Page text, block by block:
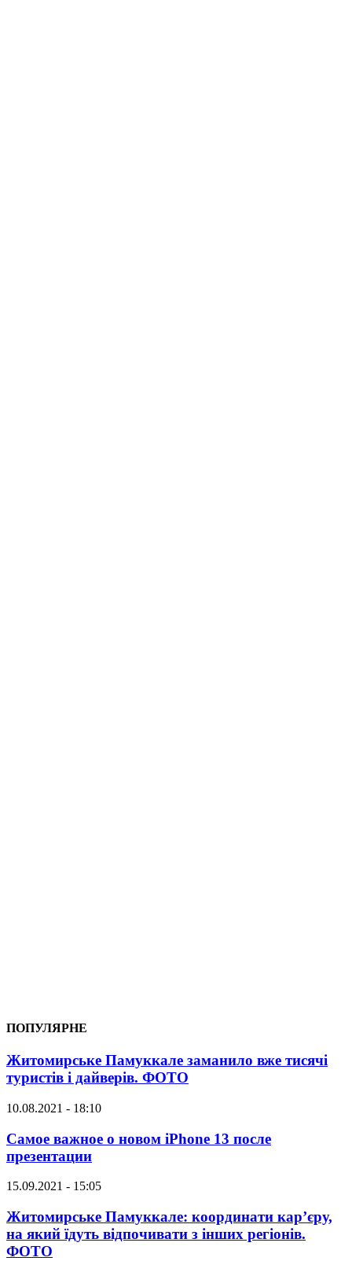
ПОПУЛЯРНЕ
Житомирське Памуккале заманило вже тисячі
туристів і дайверів. ФОТО
10.08.2021 - 18:10
Самое важное о новом iPhone 13 после
презентации
15.09.2021 - 15:05
Житомирське Памуккале: координати кар’єру,
на який їдуть відпочивати з інших регіонів.
ФОТО